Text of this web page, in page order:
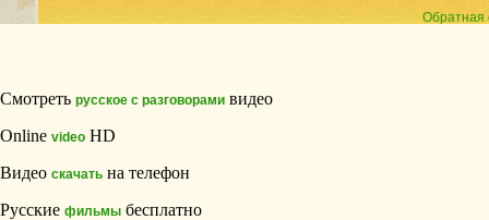
Обратная
Смотреть русское с разговорами видео
Online video HD
Видео скачать на телефон
Русские фильмы бесплатно